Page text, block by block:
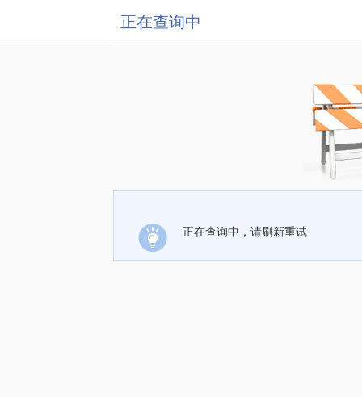
正在查询中
正在查询中，请刷新重试